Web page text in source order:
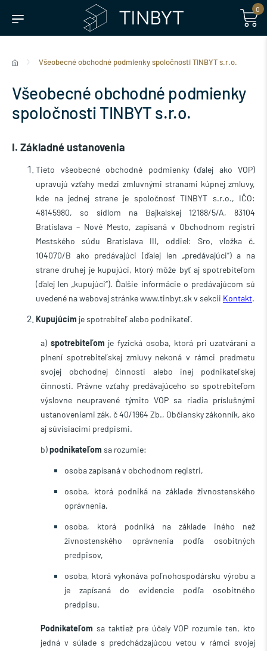
0
Všeobecné obchodné podmienky spoločnosti TINBYT s.r.o.
Všeobecné obchodné podmienky
spoločnosti TINBYT s.r.o.
I. Základné ustanovenia
Tieto všeobecné obchodné podmienky (ďalej ako VOP)
upravujú vzťahy medzi zmluvnými stranami kúpnej zmluvy,
kde na jednej strane je spoločnosť TINBYT s.r.o., IČO:
48145980, so sídlom na Bajkalskej 12188/5/A, 83104
Bratislava – Nové Mesto, zapísaná v Obchodnom registri
Mestského súdu Bratislava III, oddiel: Sro, vložka č.
104070/B ako predávajúci (ďalej len „predávajúci“) a na
strane druhej je kupujúci, ktorý môže byť aj spotrebiteľom
(ďalej len „kupujúci“). Ďalšie informácie o predávajúcom sú
uvedené na webovej stránke www.tinbyt.sk v sekcii Kontakt.
Kupujúcim je spotrebiteľ alebo podnikateľ.
a) spotrebiteľom je fyzická osoba, ktorá pri uzatváraní a
plnení spotrebiteľskej zmluvy nekoná v rámci predmetu
svojej obchodnej činnosti alebo inej podnikateľskej
činnosti. Právne vzťahy predávajúceho so spotrebiteľom
výslovne neupravené týmito VOP sa riadia príslušnými
ustanoveniami zák. č 40/1964 Zb., Občiansky zákonník, ako
aj súvisiacimi predpismi.
b)podnikateľom sa rozumie:
osoba zapísaná v obchodnom registri,
osoba, ktorá podniká na základe živnostenského
oprávnenia,
osoba, ktorá podniká na základe iného než
živnostenského oprávnenia podľa osobitných
predpisov,
osoba, ktorá vykonáva poľnohospodársku výrobu a
je zapísaná do evidencie podľa osobitného
predpisu.
Podnikateľom sa taktiež pre účely VOP rozumie ten, kto
jedná v súlade s predchádzajúcou vetou v rámci svojej